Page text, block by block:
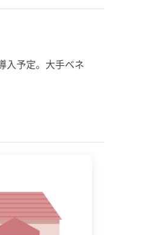
入予定。大手ベネ